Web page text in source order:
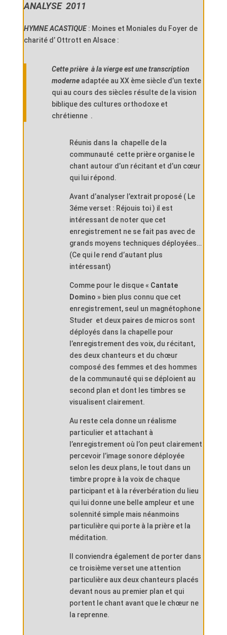
ANALYSE 2011
HYMNE ACASTIQUE: Moines et Moniales du Foyer de
charité d’ Ottrott en Alsace :
Cette prière à la vierge est une transcription
moderneadaptée au XX ème siècle d’un texte
qui au cours des siècles résulte de la vision
biblique des cultures orthodoxe et
chrétienne .
Réunis dans la chapelle de la
communauté cette prière organise le
chant autour d’un récitant et d’un cœur
qui lui répond.
Avant d’analyser l’extrait proposé ( Le
3éme verset : Réjouis toi ) il est
intéressant de noter que cet
enregistrement ne se fait pas avec de
grands moyens techniques déployées…
(Ce qui le rend d’autant plus
intéressant)
Comme pour le disque « Cantate
Domino » bien plus connu que cet
enregistrement, seul un magnétophone
Studer et deux paires de micros sont
déployés dans la chapelle pour
l’enregistrement des voix, du récitant,
des deux chanteurs et du chœur
composé des femmes et des hommes
de la communauté qui se déploient au
second plan et dont les timbres se
visualisent clairement.
Au reste cela donne un réalisme
particulier et attachant à
l’enregistrement où l’on peut clairement
percevoir l’image sonore déployée
selon les deux plans, le tout dans un
timbre propre à la voix de chaque
participant et à la réverbération du lieu
qui lui donne une belle ampleur et une
solennité simple mais néanmoins
particulière qui porte à la prière et la
méditation.
Il conviendra également de porter dans
ce troisième verset une attention
particulière aux deux chanteurs placés
devant nous au premier plan et qui
portent le chant avant que le chœur ne
la reprenne.